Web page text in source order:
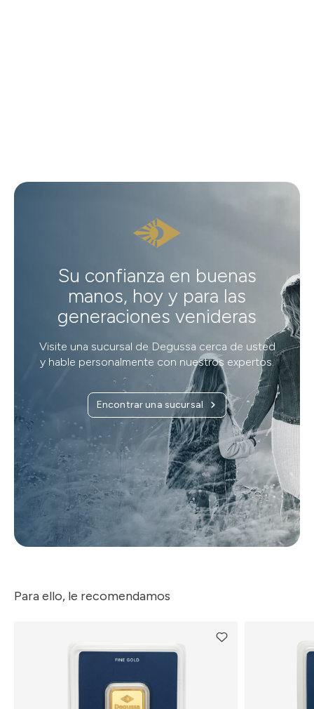
Su confianza en buenas
manos, hoy y para las
generaciones venideras
Visite una sucursal de Degussa cerca de usted
y hable personalmente con nuestros expertos.
Encontrar una sucursal
Para ello, le recomendamos